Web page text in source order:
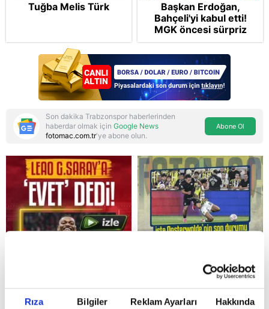
Rıza Bilgiler Reklam Ayarları Hakkında
Reddet
Tuğba Melis Türk
Başkan Erdoğan,
Bahçeli'yi kabul etti!
MGK öncesi sürpriz
zirve: Çerçeve Yasa
teklifi gündemde
Son dakika Trabzonspor haberlerinden
haberdar olmak için Google News
fotomac.com.tr'ye abone olun.
Abone Ol